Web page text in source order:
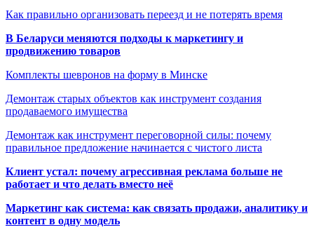
Как правильно организовать переезд и не потерять время
В Беларуси меняются подходы к маркетингу и
продвижению товаров
Комплекты шевронов на форму в Минске
Демонтаж старых объектов как инструмент создания
продаваемого имущества
Демонтаж как инструмент переговорной силы: почему
правильное предложение начинается с чистого листа
Клиент устал: почему агрессивная реклама больше не
работает и что делать вместо неё
Маркетинг как система: как связать продажи, аналитику и
контент в одну модель